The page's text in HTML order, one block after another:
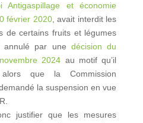
Antigaspillage et économie
février 2020, avait interdit les
de certains fruits et légumes
annulé par une décision du
2024 au motif qu’il
que la Commission
la suspension en vue
justifier que les mesures